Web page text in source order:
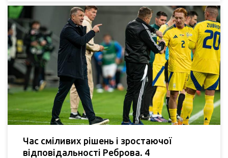
Час сміливих рішень і зростаючої
відповідальності Реброва. 4